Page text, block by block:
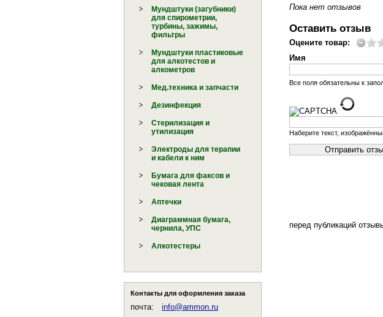
Мундштуки (загубники)
для спирометрии,
турбины, зажимы,
фильтры
Мундштуки пластиковые
для алкотестов и
алкометров
Мед.техника и запчасти
Дезинфекция
Стерилизация и
утилизация
Электроды для терапии
и кабели к ним
Бумага для факсов и
чековая лента
Аптечки
Диаграммная бумага,
чернила, УПС
Алкотестеры
Контакты для оформления заказа
почта:
info@ammon.ru
Пока нет отзывов
Оставить отзыв
Оцените товар:
Имя
Все поля обязательны к
Наберите текст,
перед публикаций